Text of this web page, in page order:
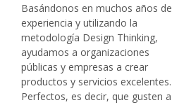
Basándonos en muchos años de
experiencia y utilizando la
metodología Design Thinking,
ayudamos a organizaciones
públicas y empresas a crear
productos y servicios excelentes.
Perfectos, es decir, que gusten a